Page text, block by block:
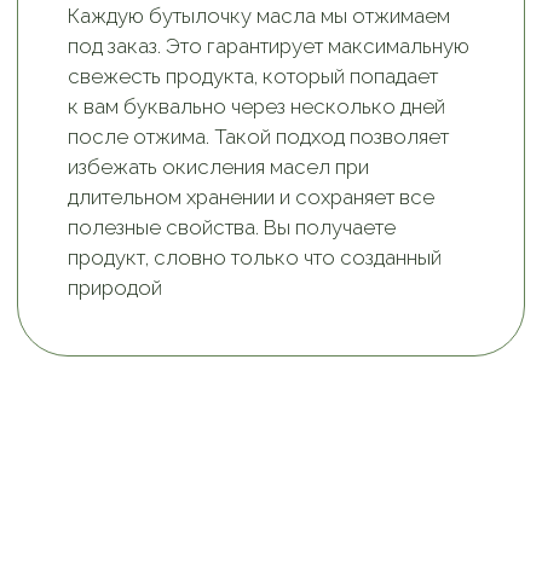
продукция сертифицирована, и, выбирая
масла от «Левии», вы получаете продукт
высшего качества, соответствующий
всем стандартам и требованиям